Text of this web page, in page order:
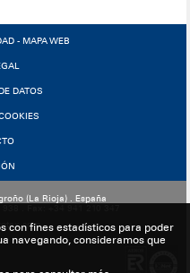
- MAPA WEB
DATOS
(La Rioja) . España
con fines estadísticos para poder
navegando, consideramos que